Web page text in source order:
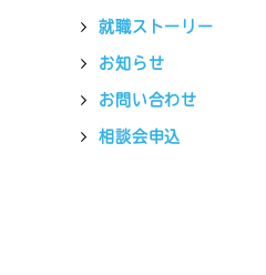
就職ストーリー
お知らせ
お問い合わせ
相談会申込